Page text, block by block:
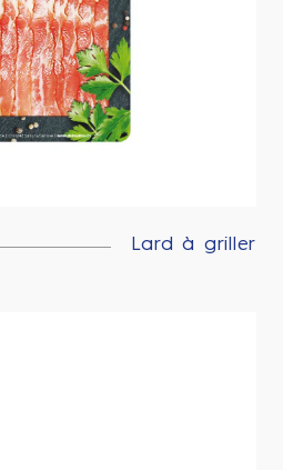
Lard à griller